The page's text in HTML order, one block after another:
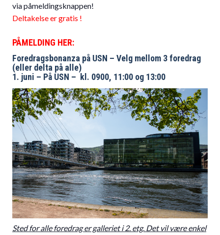
via påmeldingsknappen!
Deltakelse er gratis !
PÅMELDING HER:
Foredragsbonanza på USN – Velg mellom 3 foredrag
(eller delta på alle)
1. juni – På USN – kl. 0900, 11:00 og 13:00
Sted for alle foredrag er galleriet i 2. etg. Det vil være enkel